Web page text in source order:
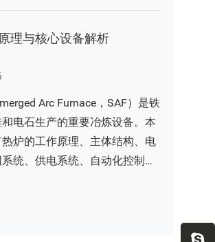
理与核心设备解析
Arc Furnace，SAF）是铁
电石生产的重要冶炼设备。本
炉的工作原理、主体结构、电
统、供电系统、自动化控制及